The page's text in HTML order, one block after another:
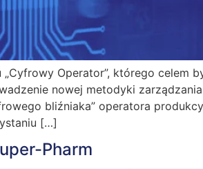
Operator”, którego celem
nowej metodyki
bliźniaka” operatora
[…]
Pharm